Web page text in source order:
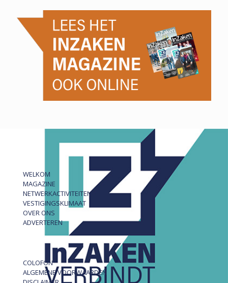
WELKOM
MAGAZINE
NETWERKACTIVITEITEN
VESTIGINGSKLIMAAT
OVER ONS
ADVERTEREN
COLOFON
ALGEMENE VOORWAARDEN